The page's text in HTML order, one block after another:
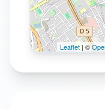
Leaflet| ©